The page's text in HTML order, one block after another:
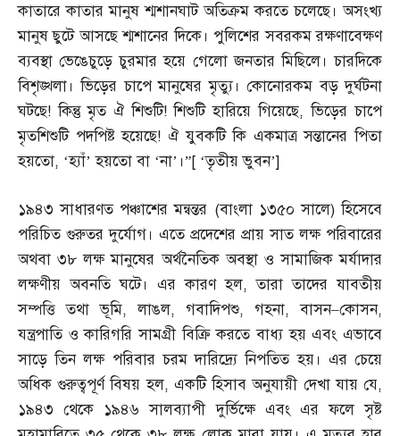
কাতারে কাতার মানুষ শ্মশানঘাট অতিক্রম করতে চলেছে। অসংখ্য
মানুষ ছুটে আসছে শ্মশানের দিকে। পুলিশের সবরকম রক্ষণাবেক্ষণ
ব্যবস্থা ভেঙেচুড়ে চুরমার হয়ে গেলো জনতার মিছিলে। চারদিকে
বিশৃঙ্খলা। ভিড়ের চাপে মানুষের মৃত্যু। কোনোরকম বড় দুর্ঘটনা
ঘটছে!কিন্তু মৃত ঐ শিশুটি!শিশুটি হারিয়ে গিয়েছে,ভিড়ের চাপে
মৃতশিশুটি পদপিষ্ট হয়েছে! ঐ যুবকটি কি একমাত্র সন্তানের পিতা
হয়তো, ‘হ্যাঁ’ হয়তো বা ‘না’।”[ ‘তৃতীয় ভুবন’]
১৯৪৩ সাধারণত পঞ্চাশের মন্বন্তর (বাংলা ১৩৫০ সালে)হিসেবে
পরিচিত গুরুতর দুর্যোগ। এতে প্রদেশের প্রায় সাত লক্ষ পরিবারের
অথবা ৩৮ লক্ষ মানুষের অর্থনৈতিক অবস্থা ও সামাজিক মর্যাদার
লক্ষণীয় অবনতি ঘটে। এর কারণ হল,তারা তাদের যাবতীয়
সম্পত্তি তথা ভূমি,লাঙল, গবাদিপশু, গহনা,বাসন–কোসন,
যন্ত্রপাতি ও কারিগরি সামগ্রী বিক্রি করতে বাধ্য হয় এবং এভাবে
সাড়ে তিন লক্ষ পরিবার চরম দারিদ্র্যে নিপতিত হয়। এর চেয়ে
অধিক গুরুত্বপূর্ণ বিষয় হল, একটি হিসাব অনুযায়ী দেখা যায় যে,
১৯৪৩ থেকে ১৯৪৬ সালব্যাপী দুর্ভিক্ষে এবং এর ফলে সৃষ্ট